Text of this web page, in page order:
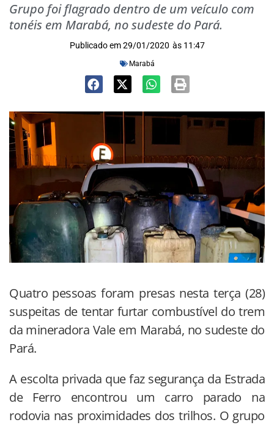
Grupo foi flagrado dentro de um veículo com
tonéis em Marabá, no sudeste do Pará.
Publicado em 29/01/2020 às 11:47
Marabá
Quatro pessoas foram presas nesta terça (28)
suspeitas de tentar furtar combustível do trem
da mineradora Vale em Marabá, no sudeste do
Pará.
A escolta privada que faz segurança da Estrada
de Ferro encontrou um carro parado na
rodovia nas proximidades dos trilhos. O grupo